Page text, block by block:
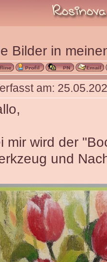
Bilder in
am:
mir wird der
und